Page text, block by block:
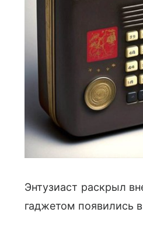
Энтузиаст раскрыл
гаджетом появились